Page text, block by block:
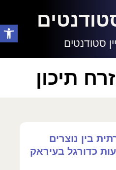
פתח סטודנטים
תיכון
בין נוצרים
כדורגל בעיראק